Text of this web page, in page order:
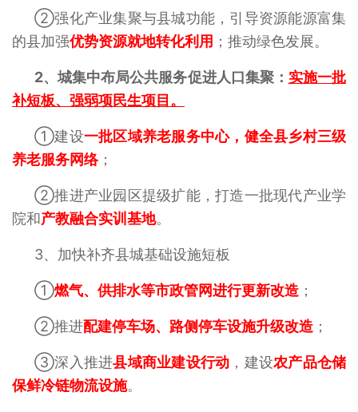
②强化产业集聚与县城功能，引导资源能源富集
的县加强优势资源就地转化利用 ；推动绿色发展。
2、城集中布局公共服务促进人口集聚‌： 实施一批
补短板、强弱项民生项目。
①建设一批区域养老服务中心，健全县乡村三级
养老服务网络；
②推进产业园区提级扩能，打造一批现代产业学
院和产教融合实训基地。
3、 加快补齐县城基础设施短板‌
①燃气、供排水等市政管网进行更新改造 ；
②推进配建停车场、路侧停车设施升级改造 ；
③深入推进县域商业建设行动 ，建设农产品仓储
保鲜冷链物流设施。